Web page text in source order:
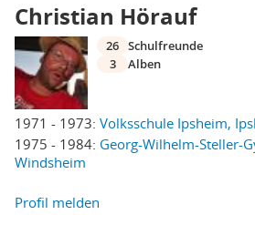
Christian Hörauf
1971 - 1973: Volksschule Ipsheim,
1975 - 1984: Georg-Wilhelm-Steller-
Windsheim
26 Schulfreunde
3
Alben
Profil melden